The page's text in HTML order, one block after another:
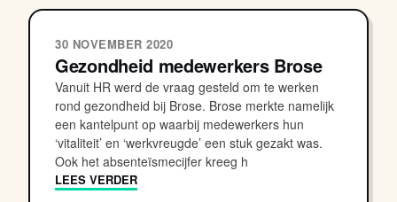
30 NOVEMBER 2020
Gezondheid medewerkers Brose
Vanuit HR werd de vraag gesteld om te werken
rond gezondheid bij Brose. Brose merkte namelijk
een kantelpunt op waarbij medewerkers hun
‘vitaliteit’ en ‘werkvreugde’ een stuk gezakt was.
Ook het absenteïsmecijfer kreeg h
LEES VERDER